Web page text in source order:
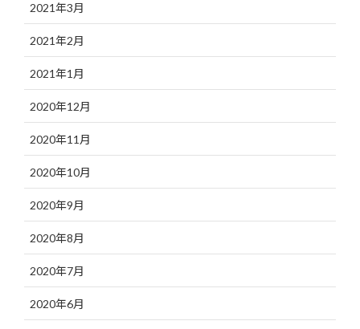
2021年3月
2021年2月
2021年1月
2020年12月
2020年11月
2020年10月
2020年9月
2020年8月
2020年7月
2020年6月